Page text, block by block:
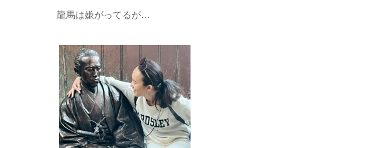
龍馬は嫌がってるが…